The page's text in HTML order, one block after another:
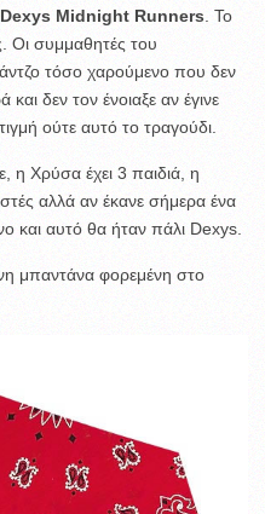
Dexys Midnight Runners . To
Οι συμμαθητές του
τόσο χαρούμενο που δεν
δεν τον ένοιαξε αν έγινε
ούτε αυτό το τραγούδι.
η Χρύσα έχει 3 παιδιά, η
αλλά αν έκανε σήμερα ένα
και αυτό θα ήταν πάλι Dexys.
μπαντάνα φορεμένη στο